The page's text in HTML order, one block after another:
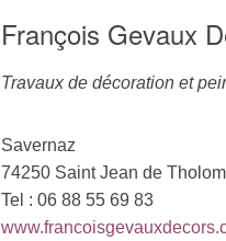
François Gevaux
Travaux de décoration et
Savernaz
74250 Saint Jean de
Tel : 06 88 55 69 83